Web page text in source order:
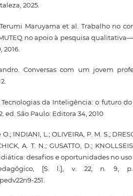
2025.
Maruyama et al. Trabalho no
no apoio à pesquisa
2016.
Conversas com um jovem
Tecnologias da Inteligência: o futuro
ed. São Paulo: Editora 34, 2010
INDIANI, L.; OLIVEIRA, P. M. S.;
A. T. N.; GUSATTO, D.;
desafios e oportunidades no
[S. l.], v. 22, n. 9, p.
251.